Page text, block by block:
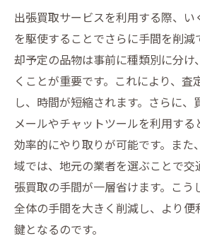
出張買取サービスを利用する際、い
を駆使することでさらに手間を削減
却予定の品物は事前に種類別に分け
くことが重要です。これにより、査
し、時間が短縮されます。さらに、
メールやチャットツールを利用す
効率的にやり取りが可能です。また
域では、地元の業者を選ぶことで交
張買取の手間が一層省けます。こう
全体の手間を大きく削減し、より便
鍵となるのです。